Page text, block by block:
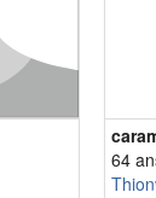
64